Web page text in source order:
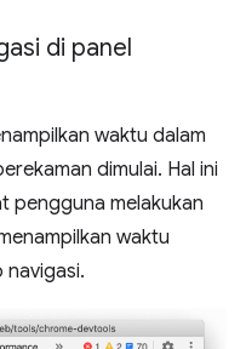
di panel
waktu dalam
dimulai. Hal ini
pengguna melakukan
waktu